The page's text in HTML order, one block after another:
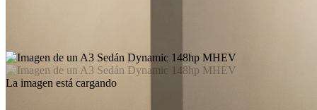
La imagen está cargando